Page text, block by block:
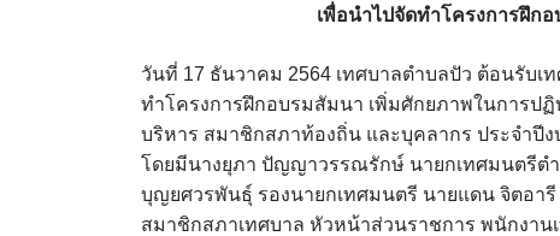
เพื่อนำไปจัดทำโครงการฝึก
วันที่ 17 ธันวาคม 2564 เทศบาลตำบลปัว ต้อนรับ
ทำโครงการฝึกอบรมสัมนา เพิ่มศักยภาพในการ
บริหาร สมาชิกสภาท้องถิ่น และบุคลากร ประจำปี
โดยมีนางยุภา ปัญญาวรรณรักษ์ นายกเทศมนตรีต
บุญยศวรพันธุ์ รองนายกเทศมนตรี นายแดน จิตอา
สมาชิกสภาเทศบาล หัวหน้าส่วนราชการ พนักงา